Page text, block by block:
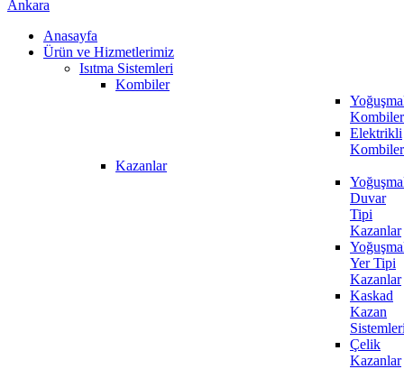
Anasayfa
Ürün ve Hizmetlerimiz
Isıtma Sistemleri
Kombiler
Kombiler
Elektrikli
Kombiler
Kazanlar
Duvar
Tipi
Kazanlar
Yer Tipi
Kazanlar
Kaskad
Kazan
Çelik
Kazanlar